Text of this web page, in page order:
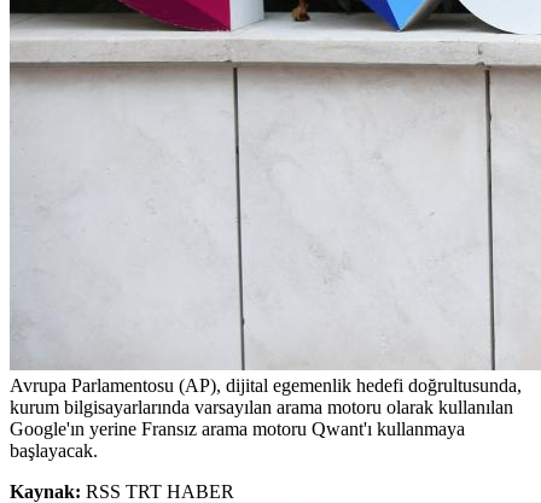
Avrupa Parlamentosu (AP), dijital egemenlik hedefi doğrultusunda,
kurum bilgisayarlarında varsayılan arama motoru olarak kullanılan
Google'ın yerine Fransız arama motoru Qwant'ı kullanmaya
başlayacak.
Kaynak: RSS TRT HABER